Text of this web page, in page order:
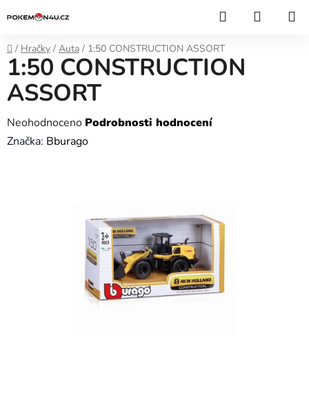
na
Hledat
Domů
/ Hračky / Auta / 1:50 CONSTRUCTION ASSORT
1:50 CONSTRUCTION
ASSORT
Průměrné
hodnocení
Neohodnoceno Podrobnosti hodnocení
Značka: Bburago